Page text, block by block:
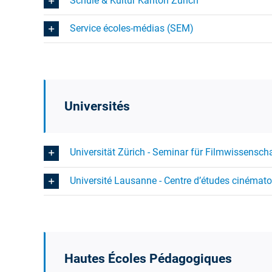
Service écoles-médias (SEM)
Universités
Universität Zürich - Seminar für
Université Lausanne - Centre d’études
Hautes Écoles Pédagogiques